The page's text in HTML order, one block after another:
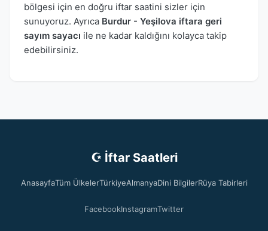
bölgesi için en doğru iftar saatini sizler için
sunuyoruz. Ayrıca Burdur - Yeşilova iftara geri
sayım sayacı ile ne kadar kaldığını kolayca takip
edebilirsiniz.
☪ İftar Saatleri
AnasayfaTüm ÜlkelerTürkiyeAlmanyaDini BilgilerRüya Tabirleri
FacebookInstagramTwitter